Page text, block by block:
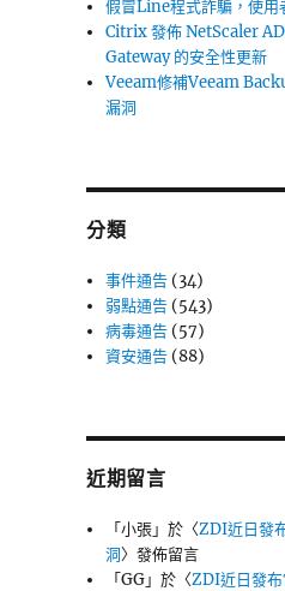
假冒Line程式詐騙，使用
Citrix 發佈 NetScaler
Gateway 的安全性更新
Veeam修補Veeam
漏洞
分類
事件通告 (34)
弱點通告 (543)
病毒通告 (57)
資安通告 (88)
近期留言
「小張」於〈ZDI近日發
洞〉發佈留言
「GG」於〈ZDI近日發